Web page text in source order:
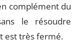
complément du
le résoudre
est très fermé.